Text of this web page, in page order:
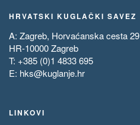
HRVATSKI KUGLAČKI SAVEZ
A: Zagreb, Horvaćanska cesta 29
HR-10000 Zagreb
T: +385 (0)1 4833 695
E: hks@kuglanje.hr
LINKOVI